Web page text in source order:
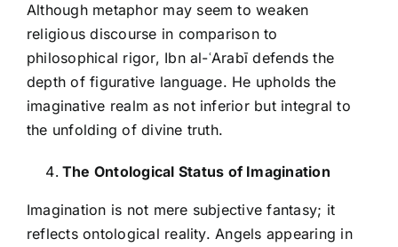
Although metaphor may seem to weaken
religious discourse in comparison to
philosophical rigor, Ibn al-ʿArabī defends the
depth of figurative language. He upholds the
imaginative realm as not inferior but integral to
the unfolding of divine truth.
The Ontological Status of Imagination
Imagination is not mere subjective fantasy; it
reflects ontological reality. Angels appearing in